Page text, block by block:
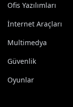
Ofis Yazılımları
İnternet Araçları
Multimedya
Güvenlik
Oyunlar